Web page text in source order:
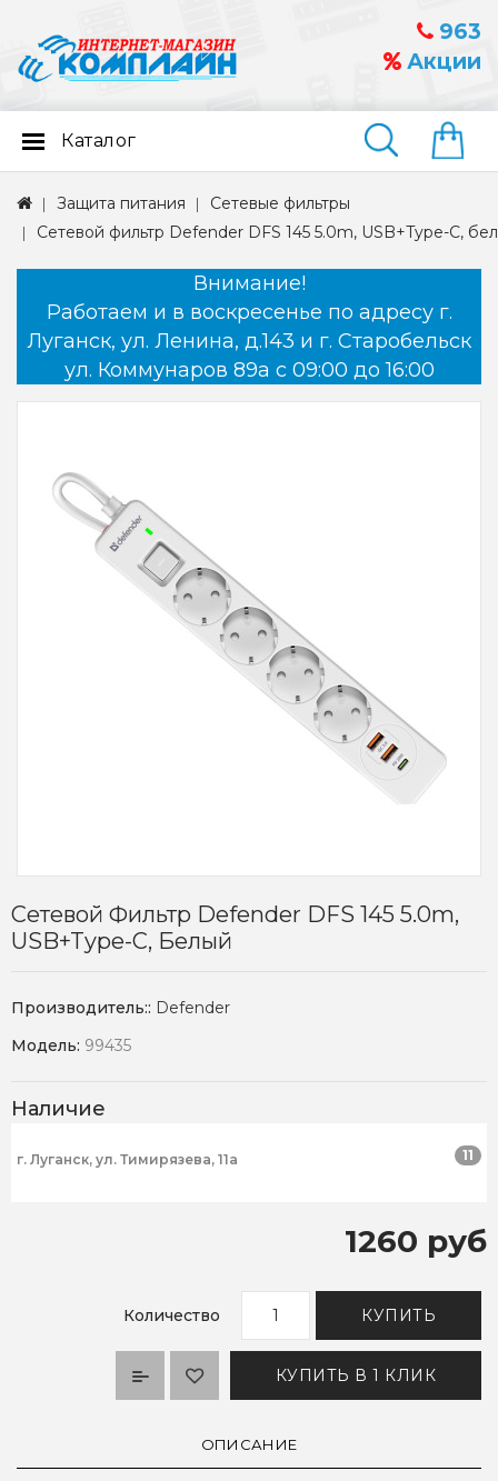
963
Акции
Найти
Каталог
Защита питания
Сетевые фильтры
Сетевой фильтр Defender DFS 145 5.0m, USB+Type-C,
Внимание!
Работаем и в воскресенье по адресу г.
Луганск, ул. Ленина, д.143 и г. Старобельск
ул. Коммунаров 89а с 09:00 до 16:00
Сетевой Фильтр Defender DFS 145 5.0m,
USB+Type-C, Белый
Производитель:: Defender
Модель: 99435
Наличие
г. Луганск, ул. Тимирязева, 11а 11
1260 руб
Количество КУПИТЬ
КУПИТЬ В 1 КЛИК
ОПИСАНИЕ